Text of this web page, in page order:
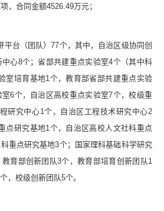
，合同金额4526.49万元；
平台（团队）77个，其中，自治区级协同创
心8个；省部共建重点实验室4个（其中科
室培育基地1个，教育部省部共建重点实验
6个，自治区高校重点实验室7个，校级重
研究中心1个，自治区工程技术研究中心2
点研究基地1个，自治区高校人文社科重点
重点研究基地3个；国家理科基础科学研究
育部创新团队3个，教育部培育创新团队1
，校级创新团队5个。